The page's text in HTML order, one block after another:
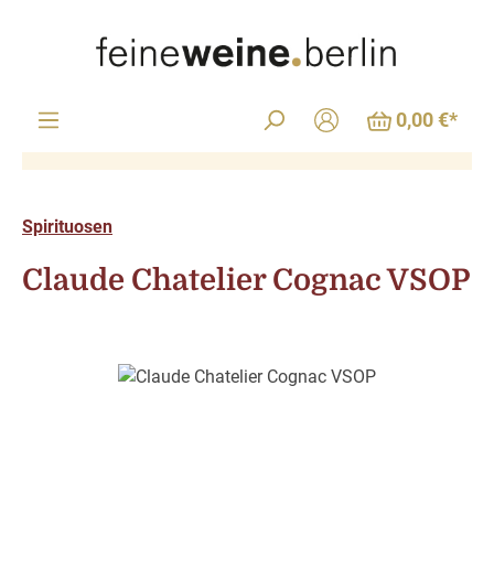
0,00 €*
Spirituosen
Claude Chatelier Cognac VSOP
Bildergalerie überspringen